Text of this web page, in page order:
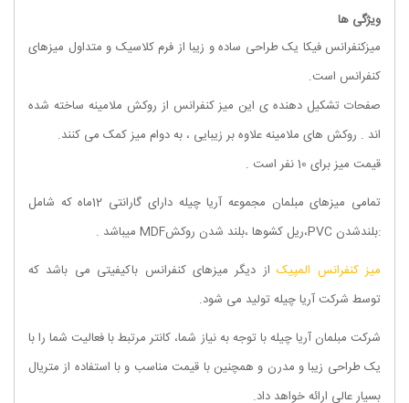
ویژگی ها
میزکنفرانس فیکا یک طراحی ساده و زیبا از فرم کلاسیک و متداول میزهای
کنفرانس است.
صفحات تشکیل دهنده ی این میز کنفرانس از روکش ملامینه ساخته شده
اند . روکش‌ های ملامینه علاوه بر زیبایی ، به دوام میز کمک می کنند.
قیمت میز برای 10 نفر است .
تمامی میزهای مبلمان مجموعه آریا چیله
دارای گارانتی 12ماه که شامل
:بلندشدن PVC،ریل کشوها ،بلند شدن روکشMDF میباشد .
میز کنفرانس المپیکاز دیگر میزهای کنفرانس باکیفیتی می باشد که
توسط شرکت آریا چیله تولید می شود.
شرکت مبلمان آریا چیله با توجه به نیاز شما، کانتر مرتبط با فعالیت شما را با
یک طراحی زیبا و مدرن و همچنین با قیمت مناسب و با استفاده از متریال
بسیار عالی ارائه خواهد داد.